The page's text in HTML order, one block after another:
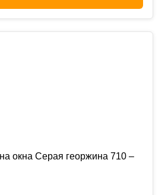
окна Серая георжина 710 –